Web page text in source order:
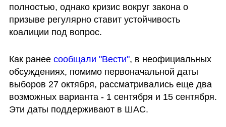
полностью, однако кризис вокруг закона о
призыве регулярно ставит устойчивость
коалиции под вопрос.
Как ранее сообщали "Вести", в неофициальных
обсуждениях, помимо первоначальной даты
выборов 27 октября, рассматривались еще два
возможных варианта - 1 сентября и 15 сентября.
Эти даты поддерживают в ШАС.